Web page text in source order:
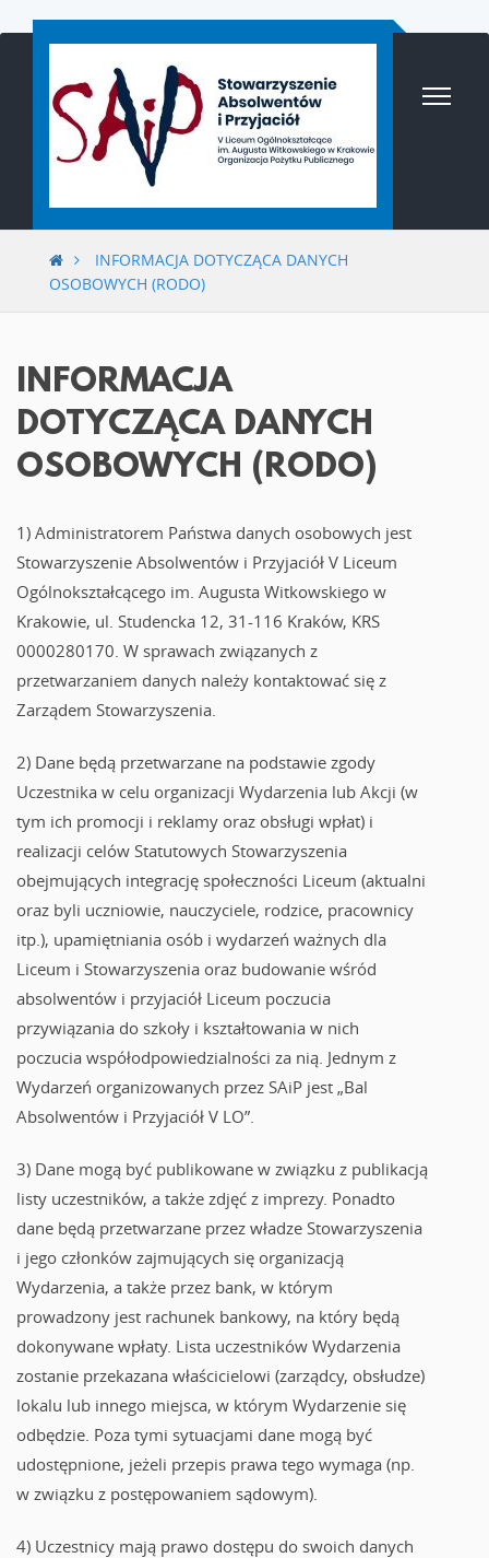
Przejdź
INFORMACJA DOTYCZĄCA DANYCH
OSOBOWYCH (RODO)
INFORMACJA
DOTYCZĄCA DANYCH
OSOBOWYCH (RODO)
1) Administratorem Państwa danych osobowych jest
Stowarzyszenie Absolwentów i Przyjaciół V Liceum
Ogólnokształcącego im. Augusta Witkowskiego w
Krakowie, ul. Studencka 12, 31-116 Kraków, KRS
0000280170. W sprawach związanych z
przetwarzaniem danych należy kontaktować się z
Zarządem Stowarzyszenia.
2) Dane będą przetwarzane na podstawie zgody
Uczestnika w celu organizacji Wydarzenia lub Akcji (w
tym ich promocji i reklamy oraz obsługi wpłat) i
realizacji celów Statutowych Stowarzyszenia
obejmujących integrację społeczności Liceum (aktualni
oraz byli uczniowie, nauczyciele, rodzice, pracownicy
itp.), upamiętniania osób i wydarzeń ważnych dla
Liceum i Stowarzyszenia oraz budowanie wśród
absolwentów i przyjaciół Liceum poczucia
przywiązania do szkoły i kształtowania w nich
poczucia współodpowiedzialności za nią. Jednym z
Wydarzeń organizowanych przez SAiP jest „Bal
Absolwentów i Przyjaciół V LO”.
3) Dane mogą być publikowane w związku z publikacją
listy uczestników, a także zdjęć z imprezy. Ponadto
dane będą przetwarzane przez władze Stowarzyszenia
i jego członków zajmujących się organizacją
Wydarzenia, a także przez bank, w którym
prowadzony jest rachunek bankowy, na który będą
dokonywane wpłaty. Lista uczestników Wydarzenia
zostanie przekazana właścicielowi (zarządcy, obsłudze)
lokalu lub innego miejsca, w którym Wydarzenie się
odbędzie. Poza tymi sytuacjami dane mogą być
udostępnione, jeżeli przepis prawa tego wymaga (np.
w związku z postępowaniem sądowym).
4) Uczestnicy mają prawo dostępu do swoich danych